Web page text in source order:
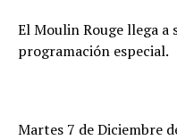
El Moulin Rouge llega a
programación especial.
Martes 7 de Diciembre